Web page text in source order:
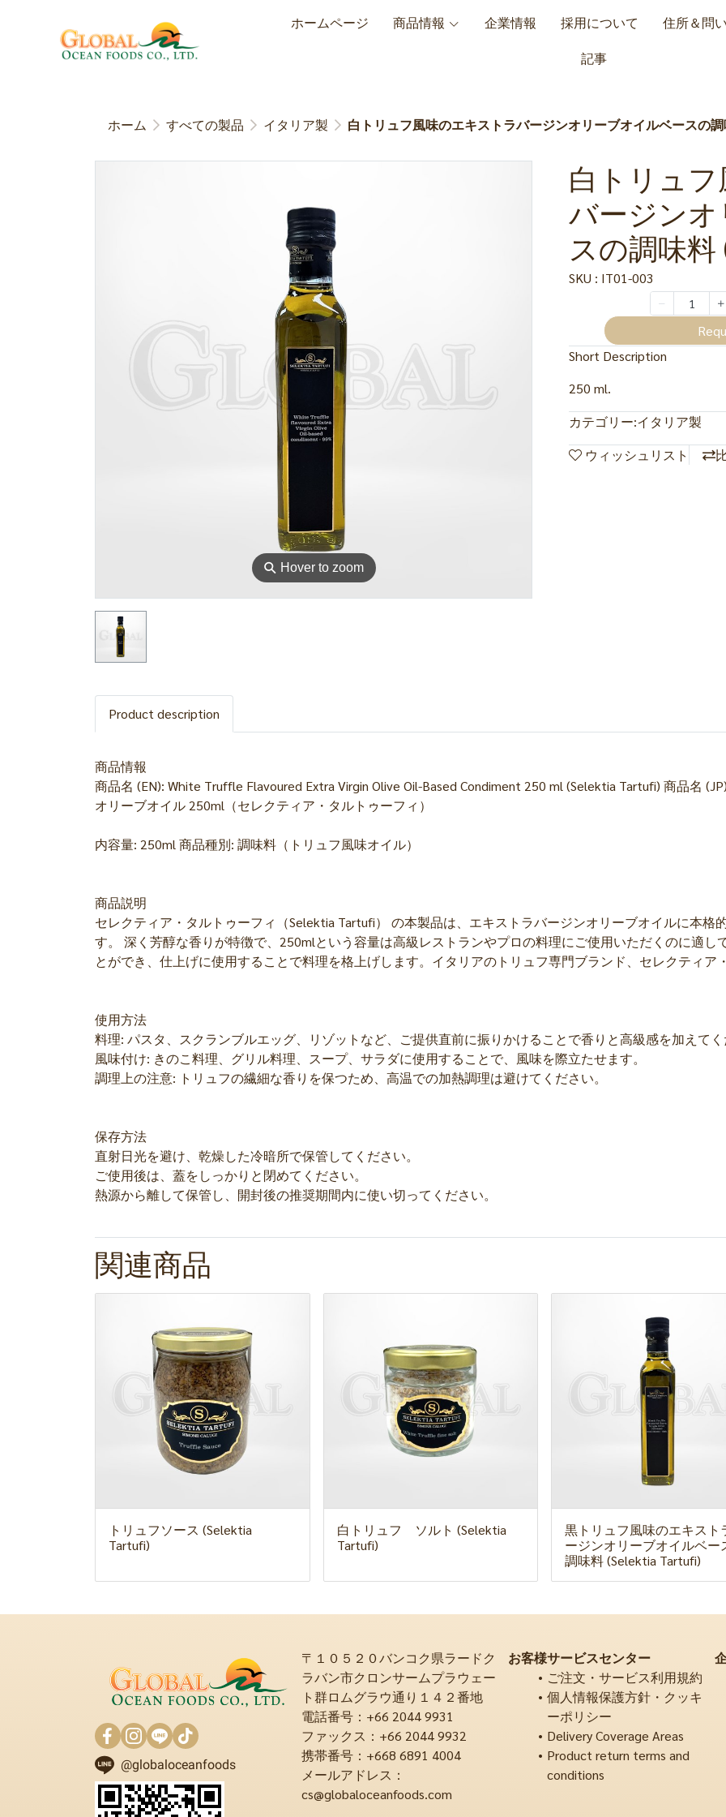
ホームページ 商品情報 企業情報 採用について 住所＆問
記事
ホーム すべての製品 イタリア製 白トリュフ風味のエキストラバージンオリーブオイルベースの
⚲ Hover to zoom
白トリュ
バージン
スの調味料
SKU : IT01-003
Short Description
250 ml.
カテゴリー:イタリア製
ウィッシュリスト
Product description
商品情報
商品名 (EN): White Truffle Flavoured Extra Virgin Olive Oil-Based Condiment 250 ml (Selektia Tartufi) 商品名
オリーブオイル 250ml（セレクティア・タルトゥーフィ）
内容量: 250ml 商品種別: 調味料（トリュフ風味オイル）
商品説明
セレクティア・タルトゥーフィ（Selektia Tartufi） の本製品は、エキストラバージンオリーブオイルに本格
す。 深く芳醇な香りが特徴で、250mlという容量は高級レストランやプロの料理にご使用いただくのに適し
とができ、仕上げに使用することで料理を格上げします。イタリアのトリュフ専門ブランド、セレクティア
使用方法
料理: パスタ、スクランブルエッグ、リゾットなど、ご提供直前に振りかけることで香りと高級感を加えてく
風味付け: きのこ料理、グリル料理、スープ、サラダに使用することで、風味を際立たせます。
調理上の注意: トリュフの繊細な香りを保つため、高温での加熱調理は避けてください。
保存方法
直射日光を避け、乾燥した冷暗所で保管してください。
ご使用後は、蓋をしっかりと閉めてください。
熱源から離して保管し、開封後の推奨期間内に使い切ってください。
関連商品
トリュフソース (Selektia
Tartufi)
白トリュフ ソルト (Selektia
Tartufi)
黒トリュフ風味のエキスト
ージンオリーブオイルベー
調味料 (Selektia Tartufi)
@globaloceanfoods
〒１０５２０バンコク県ラードク
ラバン市クロンサームプラウェー
ト群ロムグラウ通り１４２番地
電話番号：+66 2044 9931
ファックス：+66 2044 9932
携帯番号：+668 6891 4004
メールアドレス：
cs@globaloceanfoods.com
お客様サービスセンター
ご注文・サービス利用規約
個人情報保護方針・クッキ
ーポリシー
Delivery Coverage Areas
Product return terms and
conditions